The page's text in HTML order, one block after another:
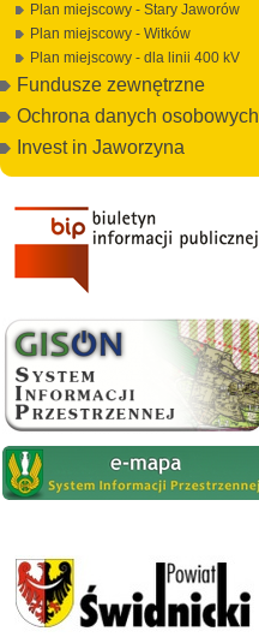
Plan miejscowy - Stary Jaworów
Plan miejscowy - Witków
Plan miejscowy - dla linii 400 kV
Fundusze zewnętrzne
Ochrona danych osobowych
Invest in Jaworzyna